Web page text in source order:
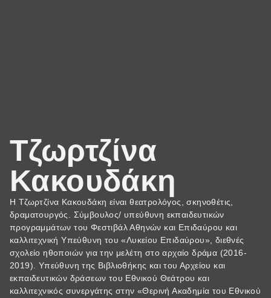
Τζωρτζίνα
Κακουδάκη
Η Τζωρτζίνα Κακουδάκη είναι θεατρολόγος, σκηνοθέτις,
δραματουργός. Σύμβουλος/ υπεύθυνη εκπαιδευτικών
προγραμμάτων του Φεστιβάλ Αθηνών και Επιδαύρου και
καλλιτεχνική Υπεύθυνη του «Λυκείου Επιδαύρου», διεθνές
σχολείο ηθοποιών για την μελέτη στο αρχαίο δράμα (2016-
2019). Υπεύθυνη της Βιβλιοθήκης και του Αρχείου και
εκπαιδευτικών δράσεων του Εθνικού Θεάτρου και
καλλιτεχνικός συνεργάτης στην «Θερινή Ακαδημία του Εθνικού